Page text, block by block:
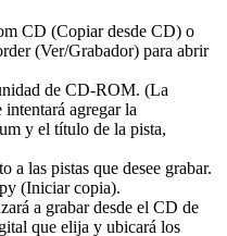
CD (Copiar desde CD) o
(Ver/Grabador) para abrir
de CD-ROM. (La
agregar la
y el título de la pista,
a las pistas que desee grabar.
(Iniciar copia).
a grabar desde el CD de
que elija y ubicará los